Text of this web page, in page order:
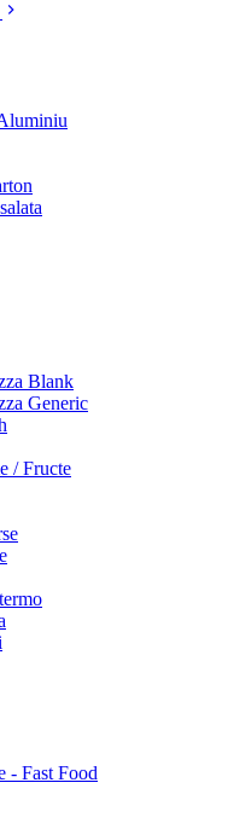
Blank
Generic
/ Fructe
- Fast Food